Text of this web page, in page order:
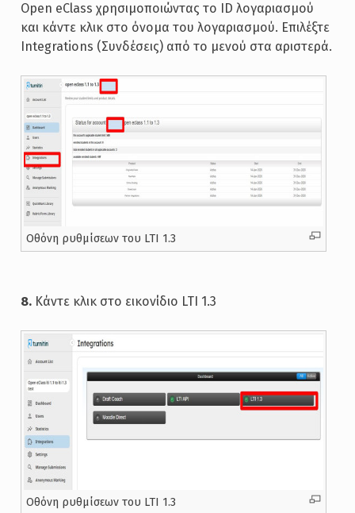
Open eClass χρησιμοποιώντας το ID λογαριασμού
και κάντε κλικ στο όνομα του λογαριασμού. Επιλέξτε
Integrations (Συνδέσεις) από το μενού στα αριστερά.
Oθόνη ρυθμίσεων του LTI 1.3
8.Κάντε κλικ στο εικονίδιο LTI 1.3
Oθόνη ρυθμίσεων του LTI 1.3